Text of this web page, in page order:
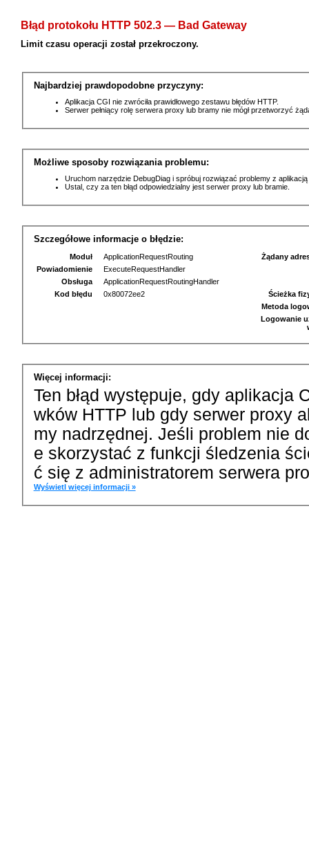
Błąd protokołu HTTP 502.3 — Bad Gateway
Limit czasu operacji został przekroczony.
Najbardziej prawdopodobne przyczyny:
Aplikacja CGI nie zwróciła prawidłowego zestawu błędów HTTP.
Serwer pełniący rolę serwera proxy lub bramy nie mógł przetworzyć
Możliwe sposoby rozwiązania problemu:
Uruchom narzędzie DebugDiag i spróbuj rozwiązać problemy z
Ustal, czy za ten błąd odpowiedzialny jest serwer proxy lub bramie.
Szczegółowe informacje o błędzie:
Moduł
ApplicationRequestRouting
Powiadomienie
ExecuteRequestHandler
Obsługa
ApplicationRequestRoutingHandler
Kod błędu
0x80072ee2
Żądany
Ścieżka
Metoda
Logowanie
Więcej informacji:
Ten błąd występuje, gdy aplikacja
wków HTTP lub gdy serwer proxy
my nadrzędnej. Jeśli problem nie
e skorzystać z funkcji śledzenia
ć się z administratorem serwera
Wyświetl więcej informacji »